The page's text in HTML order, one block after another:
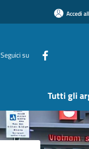
Accedi
Seguici su
Tutti gli